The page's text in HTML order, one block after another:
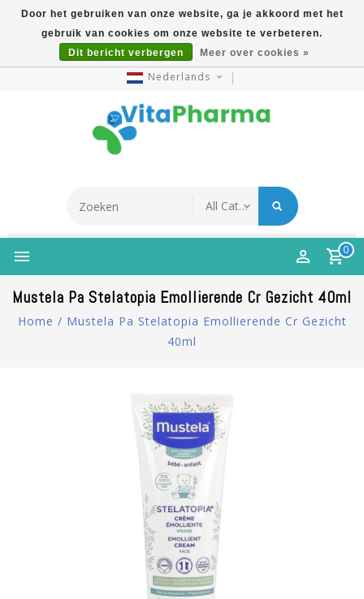
5% Korting Na Aanmelding Op Nieuwsbrief | Gratis
Verzending Vanaf €49 | Online Sinds 2007
Nederlands
0
Mustela Pa Stelatopia Emollierende Cr Gezicht 40ml
Home / Mustela Pa Stelatopia Emollierende Cr Gezicht
40ml
Door het gebruiken van onze website, ga je akkoord met het
gebruik van cookies om onze website te verbeteren.
Dit bericht verbergen
Meer over cookies »